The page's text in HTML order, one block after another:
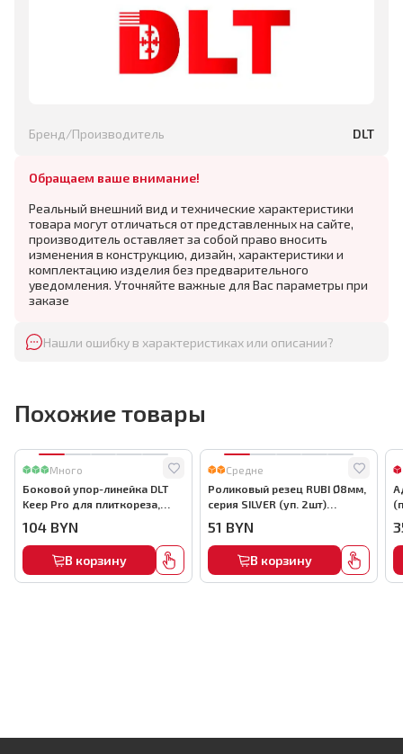
Бренд/Производитель DLT
Обращаем ваше внимание!
Реальный внешний вид и технические характеристики
товара могут отличаться от представленных на сайте,
производитель оставляет за собой право вносить
изменения в конструкцию, дизайн, характеристики и
комплектацию изделия без предварительного
уведомления. Уточняйте важные для Вас параметры при
заказе
Нашли ошибку в характеристиках или описании?
Похожие товары
Много
Боковой упор-линейка DLT
Keep Pro для плиткореза,
104 BYN
В корзину
Средне
Роликовый резец RUBI Ø8мм,
серия SILVER (уп. 2шт)
51 BYN
В корзину